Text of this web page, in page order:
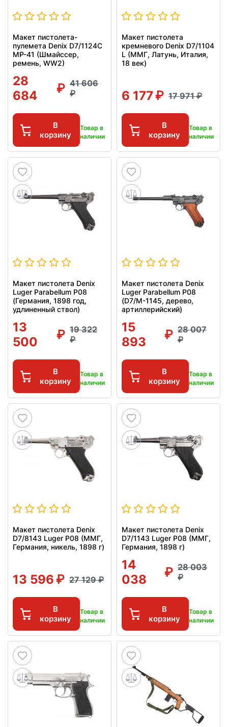
Макет пистолета-
пулемета Denix D7/1124C
MP-41 (Шмайссер,
ремень, WW2)
28
684
41 606
В
корзину
Товар в
наличии
Макет пистолета
кремневого Denix D7/1104
L (ММГ, Латунь, Италия,
18 век)
6 177 17 971
В
корзину
Товар в
наличии
Макет пистолета Denix
Luger Parabellum P08
(Германия, 1898 год,
удлиненный ствол)
13
500
19 322
В
корзину
Товар в
наличии
Макет пистолета Denix
Luger Parabellum P08
(D7/M-1145, дерево,
артиллерийский)
15
893
28 007
В
корзину
Товар в
наличии
Макет пистолета Denix
D7/8143 Luger P08 (ММГ,
Германия, никель, 1898 г)
13 596 27 129
В
корзину
Товар в
наличии
Макет пистолета Denix
D7/1143 Luger P08 (ММГ,
Германия, 1898 г)
14
038
28 003
В
корзину
Товар в
наличии